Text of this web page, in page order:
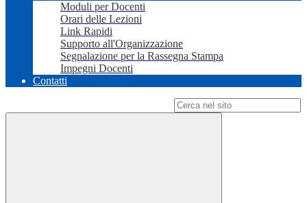
Moduli per Docenti
Orari delle Lezioni
Link Rapidi
Supporto all'Organizzazione
Segnalazione per la Rassegna Stampa
Impegni Docenti
Contatti